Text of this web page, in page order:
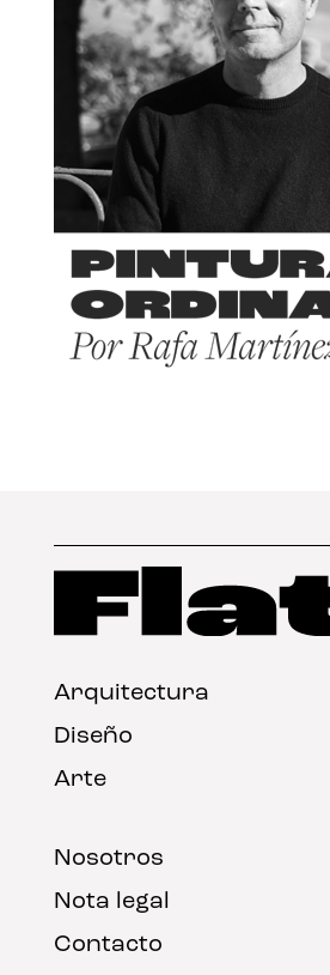
Arquitectura
Diseño
Arte
Nosotros
Nota legal
Contacto